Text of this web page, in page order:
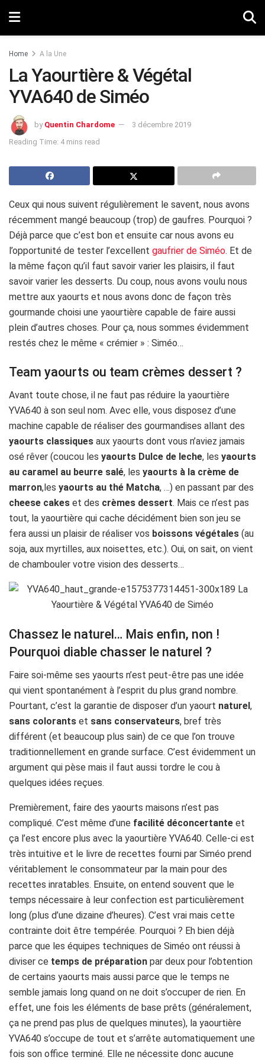
Home A la Une
La Yaourtière & Végétal
YVA640 de Siméo
by Quentin Chardome
3 décembre 2019
Reading Time: 4 mins read
Ceux qui nous suivent régulièrement le savent, nous avons
récemment mangé beaucoup (trop) de gaufres. Pourquoi ?
Déjà parce que c’est bon et ensuite car nous avons eu
l’opportunité de tester l’excellent gaufrier de Siméo. Et de
la même façon qu’il faut savoir varier les plaisirs, il faut
savoir varier les desserts. Du coup, nous avons voulu nous
mettre aux yaourts et nous avons donc de façon très
gourmande choisi une yaourtière capable de faire aussi
plein d’autres choses. Pour ça, nous sommes évidemment
restés chez le même « crémier » : Siméo…
Team yaourts ou team crèmes dessert ?
Avant toute chose, il ne faut pas réduire la yaourtière
YVA640 à son seul nom. Avec elle, vous disposez d’une
machine capable de réaliser des gourmandises allant des
yaourts classiques aux yaourts dont vous n’aviez jamais
osé rêver (coucou les yaourts Dulce de leche, les yaourts
au caramel au beurre salé, les yaourts à la crème de
marron,les yaourts au thé Matcha, …) en passant par des
cheese cakes et des crèmes dessert. Mais ce n’est pas
tout, la yaourtière qui cache décidément bien son jeu se
fera aussi un plaisir de réaliser vos boissons végétales (au
soja, aux myrtilles, aux noisettes, etc.). Oui, on sait, on vient
de chambouler votre vision des desserts…
Chassez le naturel… Mais enfin, non !
Pourquoi diable chasser le naturel ?
Faire soi-même ses yaourts n’est peut-être pas une idée
qui vient spontanément à l’esprit du plus grand nombre.
Pourtant, c’est la garantie de disposer d’un yaourt naturel,
sans colorants et sans conservateurs, bref très
différent (et beaucoup plus sain) de ce que l’on trouve
traditionnellement en grande surface. C’est évidemment un
argument qui pèse mais il faut aussi tordre le cou à
quelques idées reçues.
Premièrement, faire des yaourts maisons n’est pas
compliqué. C’est même d’une facilité déconcertante et
ça l’est encore plus avec la yaourtière YVA640. Celle-ci est
très intuitive et le livre de recettes fourni par Siméo prend
véritablement le consommateur par la main pour des
recettes inratables. Ensuite, on entend souvent que le
temps nécessaire à leur confection est particulièrement
long (plus d’une dizaine d’heures). C’est vrai mais cette
contrainte doit être tempérée. Pourquoi ? Eh bien déjà
parce que les équipes techniques de Siméo ont réussi à
diviser ce temps de préparation par deux pour l’obtention
de certains yaourts mais aussi parce que le temps ne
semble jamais long quand on ne doit s’occuper de rien. En
effet, une fois les éléments de base prêts (généralement,
ça ne prend pas plus de quelques minutes), la yaourtière
YVA640 s’occupe de tout et s’arrête automatiquement une
fois son office terminé. Elle ne nécessite donc aucune